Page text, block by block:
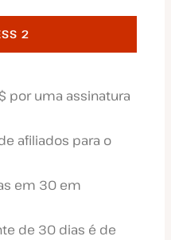
2
por uma assinatura
afiliados para o
em 30 em
de 30 dias é de